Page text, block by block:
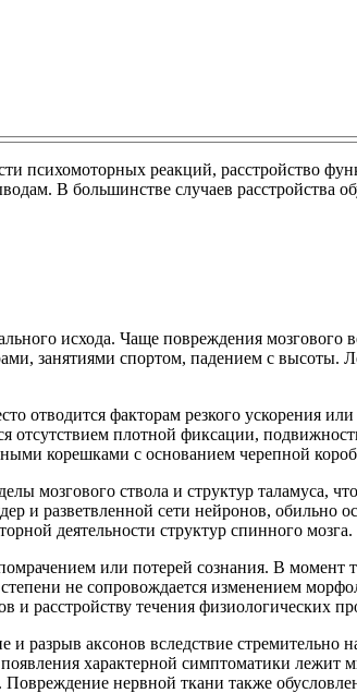
психомоторных реакций, расстройство
В большинстве случаев расстройства
исхода. Чаще повреждения мозгового
занятиями спортом, падением с высоты.
факторам резкого ускорения
плотной фиксации,
корешками с основанием черепной
мозгового ствола и структур таламуса,
и разветвленной сети нейронов,
деятельности структур спинного мозга.
или потерей сознания. В
не сопровождается изменением
расстройству течения физиологических
разрыв аксонов вследствие
характерной симптоматики лежит
нервной ткани также